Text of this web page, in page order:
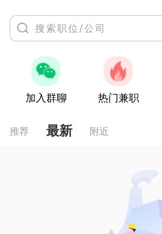
加入群聊 热门兼职
推荐 最新 附近